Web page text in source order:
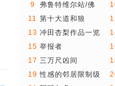
9
弗鲁特维尔站/佛
鲁..
11 第十大道和狼
13 冲田杏梨作品一览
15 举报者
17 三万尺凶间
19 性感的邻居限制级